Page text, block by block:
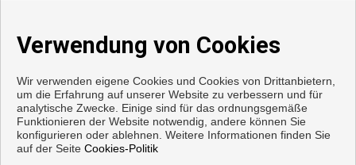
Samstag : 10:00 - 14:00
Verwendung von Cookies
Wir verwenden eigene Cookies und Cookies von Drittanbietern,
um die Erfahrung auf unserer Website zu verbessern und für
analytische Zwecke. Einige sind für das ordnungsgemäße
Funktionieren der Website notwendig, andere können Sie
konfigurieren oder ablehnen. Weitere Informationen finden Sie
auf der Seite Cookies-Politik